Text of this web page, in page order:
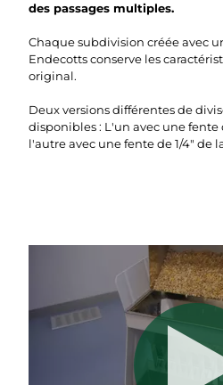
des passages multiples.
Chaque subdivision créée avec
Endecotts conserve les
original.
Deux versions différentes de
disponibles : L'un avec une fente
l'autre avec une fente de 1/4" de